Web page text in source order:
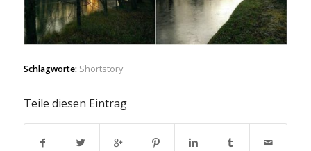
Schlagworte: Shortstory
Teile diesen Eintrag